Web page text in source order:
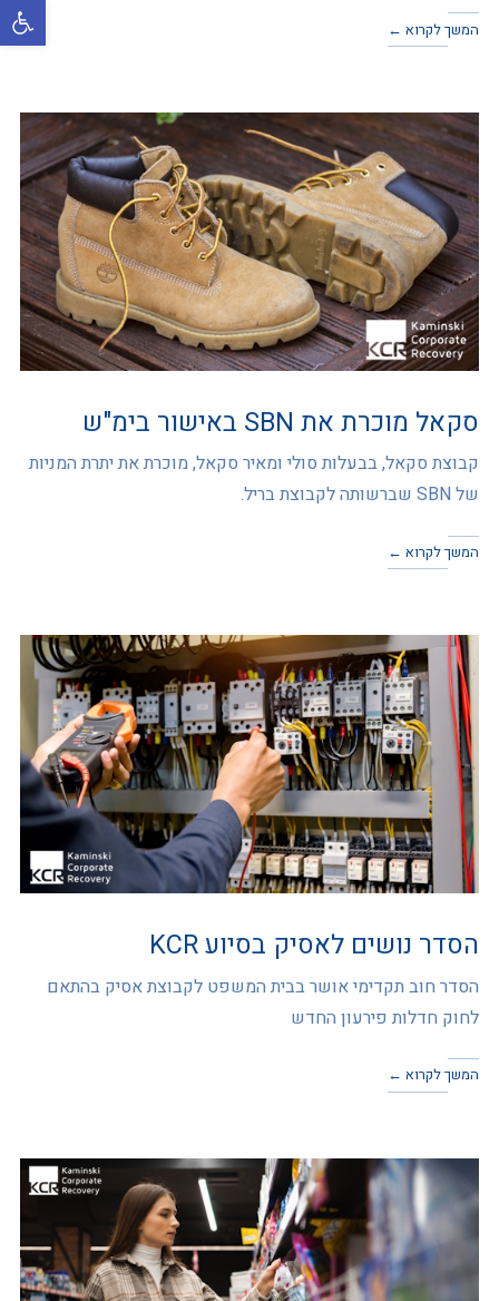
פתח
המשך לקרוא ←
סקאל מוכרת את SBN באישור בימ"ש
קבוצת סקאל, בבעלות סולי ומאיר סקאל, מוכרת את יתרת המניות
של SBN שברשותה לקבוצת בריל.
המשך לקרוא ←
הסדר נושים לאסיק בסיוע KCR
הסדר חוב תקדימי אושר בבית המשפט לקבוצת אסיק בהתאם
לחוק חדלות פירעון החדש
המשך לקרוא ←